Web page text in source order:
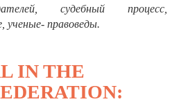
судебный процесс,
ученые- правоведы.
IN THE